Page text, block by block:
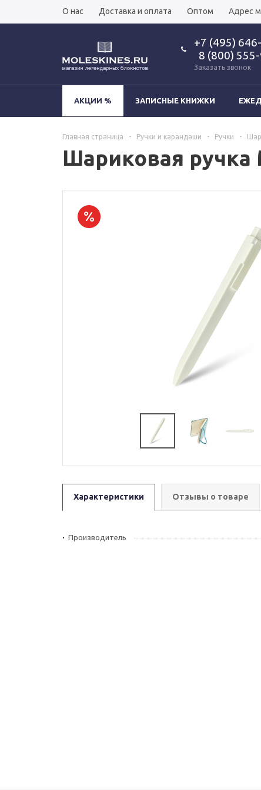
О нас Доставка и оплата Оптом Адрес
+7 (495)
8 (800)
Заказать звонок
АКЦИИ % ЗАПИСНЫЕ КНИЖКИ
Главная страница - Ручки и карандаши - Ручки -
Шариковая ручка
Характеристики Отзывы о товаре
Производитель